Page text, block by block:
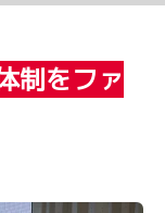
制をファ